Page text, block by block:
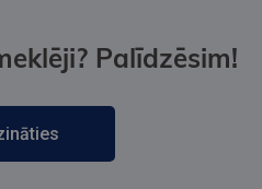
Palīdzēsim!